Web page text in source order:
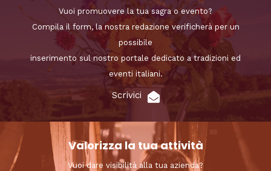
Vuoi promuovere la tua sagra o evento?
Compila il form, la nostra redazione verificherà per un
possibile
inserimento sul nostro portale dedicato a tradizioni ed
eventi italiani.
Scrivici
Valorizza la tua attività
Vuoi dare visibilità alla tua azienda?